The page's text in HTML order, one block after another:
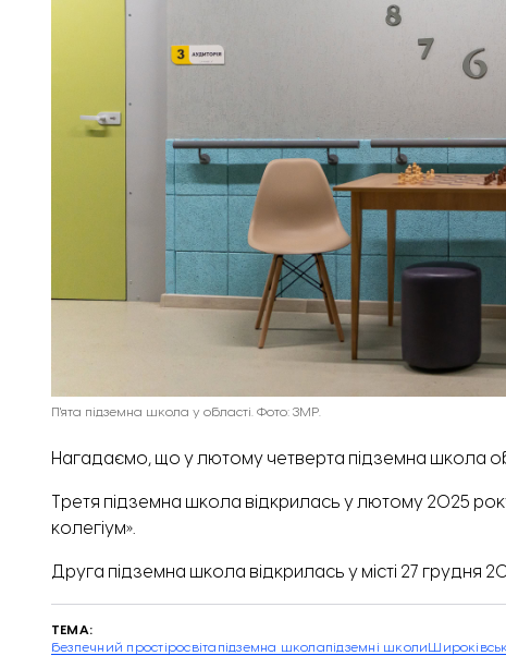
П'ята підземна школа у області. Фото: ЗМР.
Нагадаємо, що у лютому четверта підземна школа
Третя підземна школа відкрилась у лютому 2025
колегіум».
Друга підземна школа відкрилась у місті 27 грудня
ТЕМА:
безпечний простіросвіта підземна школапідземні школи